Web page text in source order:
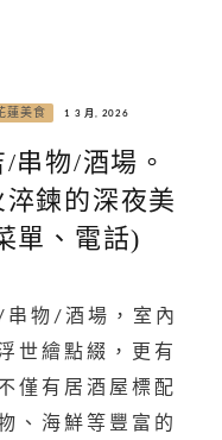
蓮美食 1 3 月, 2026
串物/酒場。
鍊的深夜美
單、電話)
物/酒場，室內
世繪點綴，更有
僅有居酒屋標配
、海鮮等豐富的